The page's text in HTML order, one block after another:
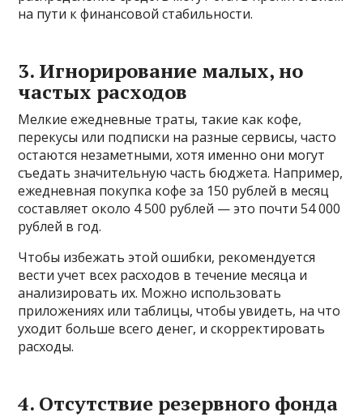
на пути к финансовой стабильности.
3. Игнорирование малых, но
частых расходов
Мелкие ежедневные траты, такие как кофе,
перекусы или подписки на разные сервисы, часто
остаются незаметными, хотя именно они могут
съедать значительную часть бюджета. Например,
ежедневная покупка кофе за 150 рублей в месяц
составляет около 4 500 рублей — это почти 54 000
рублей в год.
Чтобы избежать этой ошибки, рекомендуется
вести учет всех расходов в течение месяца и
анализировать их. Можно использовать
приложениях или таблицы, чтобы увидеть, на что
уходит больше всего денег, и скорректировать
расходы.
4. Отсутствие резервного фонда